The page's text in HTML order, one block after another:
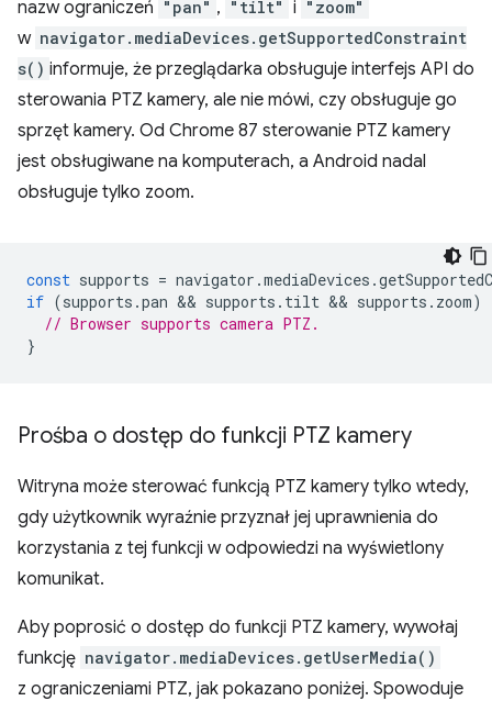
nazw ograniczeń "pan" , "tilt" i "zoom"
w navigator.mediaDevices.getSupportedConstraint
s() informuje, że przeglądarka obsługuje interfejs API do
sterowania PTZ kamery, ale nie mówi, czy obsługuje go
sprzęt kamery. Od Chrome 87 sterowanie PTZ kamery
jest obsługiwane na komputerach, a Android nadal
obsługuje tylko zoom.
const supports = navigator .mediaDevices .
if (supports .pan && supports . tilt && supports . zoom)
// Browser supports camera PTZ.
}
Prośba o dostęp do funkcji PTZ kamery
Witryna może sterować funkcją PTZ kamery tylko wtedy,
gdy użytkownik wyraźnie przyznał jej uprawnienia do
korzystania z tej funkcji w odpowiedzi na wyświetlony
komunikat.
Aby poprosić o dostęp do funkcji PTZ kamery, wywołaj
funkcję navigator.mediaDevices.getUserMedia()
z ograniczeniami PTZ, jak pokazano poniżej. Spowoduje